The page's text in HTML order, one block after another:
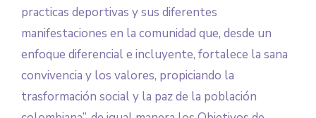
practicas deportivas y sus diferentes
manifestaciones en la comunidad que, desde un
enfoque diferencial e incluyente, fortalece la sana
convivencia y los valores, propiciando la
trasformación social y la paz de la población